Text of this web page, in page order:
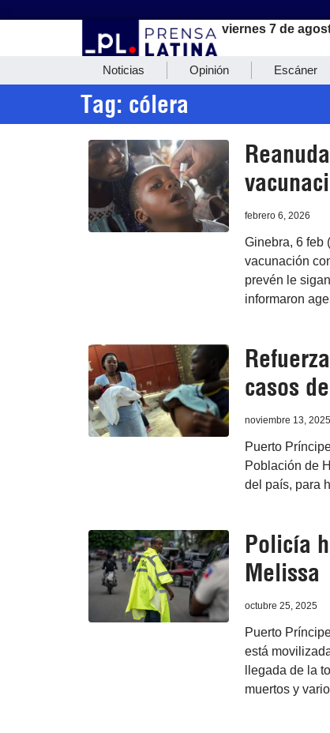
viernes 7 de
Noticias Opinión Escáner
Tag: cólera
febrero 6, 2026
Ginebra, 6 feb
vacunación
prevén le
informaron
casos
noviembre 13, 2025
Puerto
Población de
del país, para
Policía
Melissa
octubre 25, 2025
Puerto
está
llegada de la
muertos y